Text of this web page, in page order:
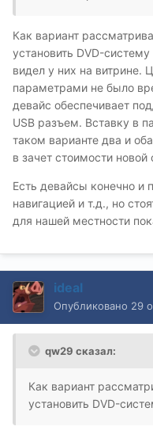
Как вариант
установить DVD-
видел у них на
параметрами не было
девайс обеспечивает
USB разъем. Вставку в
таком варианте два и
в зачет стоимости
Есть девайсы конечно и
навигацией и т.д., но
для нашей местности
ideal
Опубликовано 29
qw29 сказал:
Как вариант
установить DVD-